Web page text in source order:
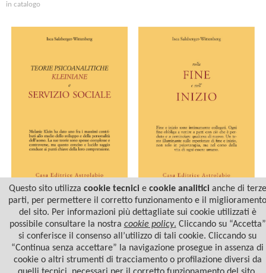
in catalogo
TEORIE PSICOANALITICHE
KLEINIANE E SERVIZIO
SOCIALE
SULLA FINE E SULL'INIZIO
Questo sito utilizza cookie tecnicie cookie analiticianche di terze
parti, per permettere il corretto funzionamento e il miglioramento
del sito. Per informazioni più dettagliate sui cookie utilizzati è
possibile consultare la nostra cookie policy. Cliccando su “Accetta”
si conferisce il consenso all’utilizzo di tali cookie. Cliccando su
“Continua senza accettare” la navigazione prosegue in assenza di
cookie o altri strumenti di tracciamento o profilazione diversi da